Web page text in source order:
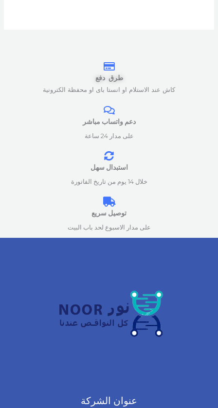
طرق دفع
كاش عند الاستلام او انستا باى او محفظة الكترونية
دعم واتساب مباشر
على مدار 24 ساعة
استبدال سهل
خلال 14 يوم من تاريخ الفاتورة
توصيل سريع
على مدار الاسبوع لحد باب البيت
عنوان الشركة